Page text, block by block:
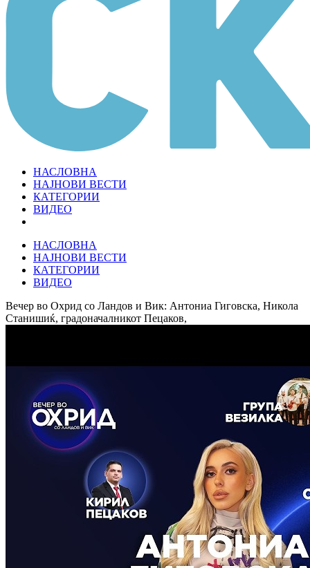
НАСЛОВНА
НАЈНОВИ ВЕСТИ
КАТЕГОРИИ
ВИДЕО
НАСЛОВНА
НАЈНОВИ ВЕСТИ
КАТЕГОРИИ
ВИДЕО
Вечер во Охрид со Ландов и Вик: Антониа Гиговска, Никола
Станишиќ, градоначалникот Пецаков,